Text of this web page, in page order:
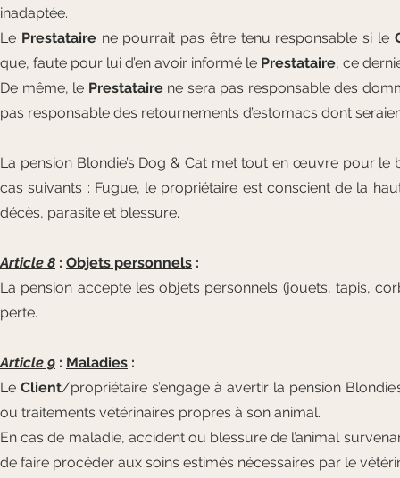
inadaptée.
Le Prestatairene pourrait pas être tenu responsable si le
que, faute pour lui d’en avoir informé le Prestataire, ce
De même, le Prestatairene sera pas responsable des
pas responsable des retournements d’estomacs dont
La pension Blondie’s Dog & Cat met tout en œuvre pour
cas suivants : Fugue, le propriétaire est conscient de la
décès, parasite et blessure.
Article 8 : Objets personnels :
La pension accepte les objets personnels (jouets, tapis,
perte.
Article 9 : Maladies :
LeClient/propriétaire s’engage à avertir la pension
ou traitements vétérinaires propres à son animal.
En cas de maladie, accident ou blessure de l’animal
de faire procéder aux soins estimés nécessaires par le